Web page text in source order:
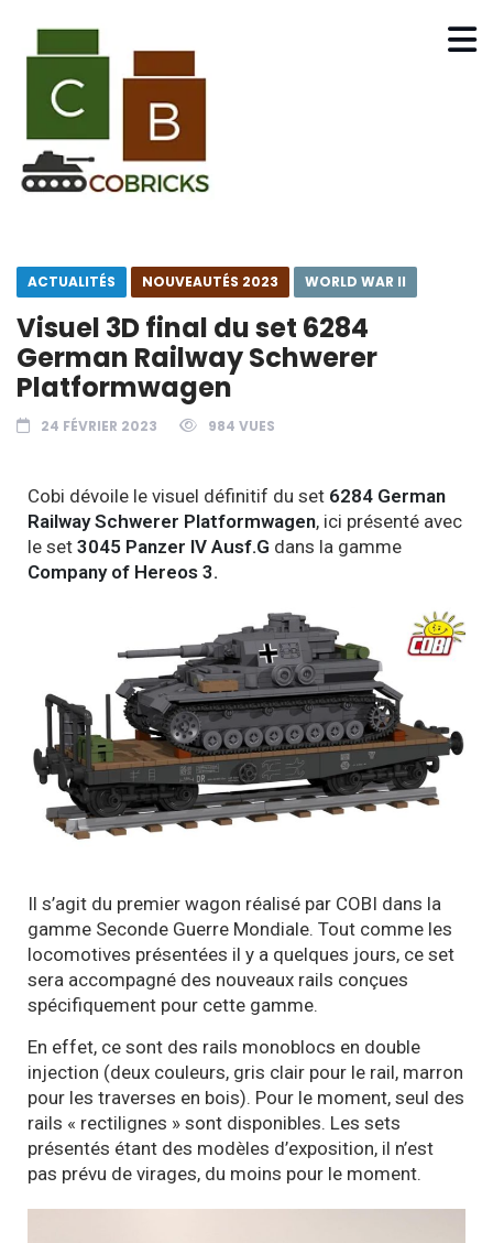
ACTUALITÉS NOUVEAUTÉS 2023 WORLD WAR II
Visuel 3D final du set 6284
German Railway Schwerer
Platformwagen
24 FÉVRIER 2023 984 VUES
Cobi dévoile le visuel définitif du set 6284 German
Railway Schwerer Platformwagen, ici présenté avec
le set 3045 Panzer IV Ausf.G dans la gamme
Company of Hereos 3.
Il s’agit du premier wagon réalisé par COBI dans la
gamme Seconde Guerre Mondiale. Tout comme les
locomotives présentées il y a quelques jours, ce set
sera accompagné des nouveaux rails conçues
spécifiquement pour cette gamme.
En effet, ce sont des rails monoblocs en double
injection (deux couleurs, gris clair pour le rail, marron
pour les traverses en bois). Pour le moment, seul des
rails « rectilignes » sont disponibles. Les sets
présentés étant des modèles d’exposition, il n’est
pas prévu de virages, du moins pour le moment.